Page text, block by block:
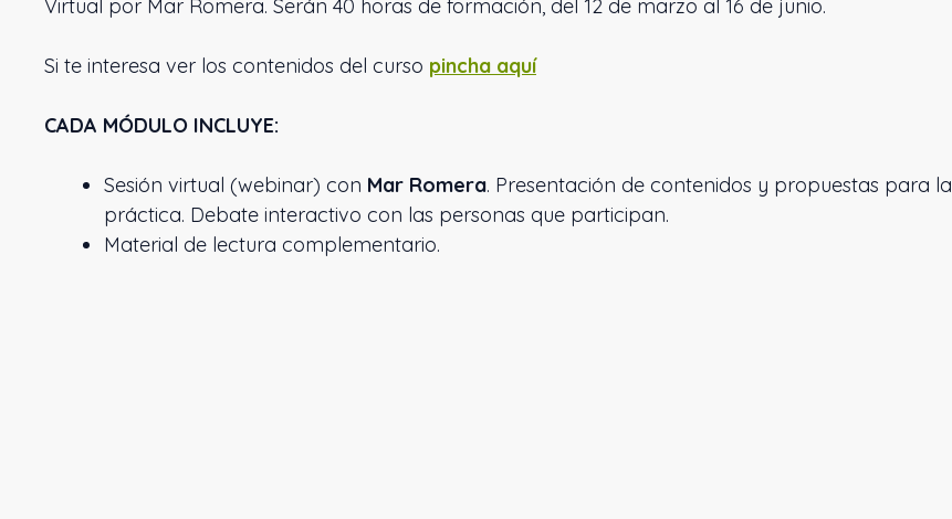
Virtual por Mar Romera. Serán 40 horas de formación, del 12 de marzo al 16 de junio.
Si te interesa ver los contenidos del curso pincha aquí
CADA MÓDULO INCLUYE:
Sesión virtual (webinar) con Mar Romera. Presentación de contenidos y propuestas para la
práctica. Debate interactivo con las personas que participan.
Material de lectura complementario.